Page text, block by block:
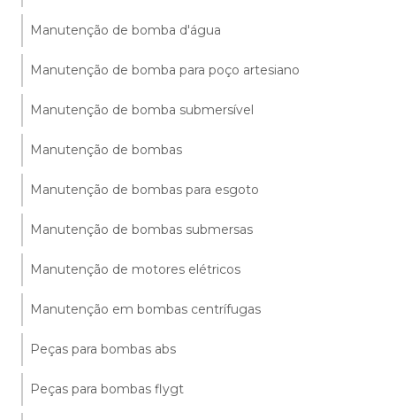
Manutenção de bomba d'água
Manutenção de bomba para poço artesiano
Manutenção de bomba submersível
Manutenção de bombas
Manutenção de bombas para esgoto
Manutenção de bombas submersas
Manutenção de motores elétricos
Manutenção em bombas centrífugas
Peças para bombas abs
Peças para bombas flygt